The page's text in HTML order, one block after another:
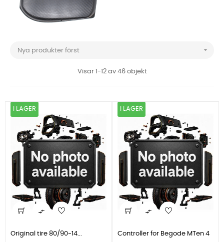
Nya produkter först 
Visar 1-12 av 46 objekt
I LAGER

Original tire 80/90-14...
I LAGER

Controller for Begode MTen 4